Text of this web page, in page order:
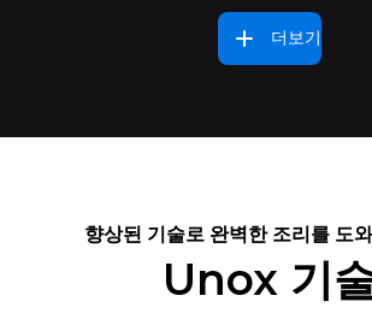
더보기
향상된 기술로 완벽한 조리를 도
Unox 기